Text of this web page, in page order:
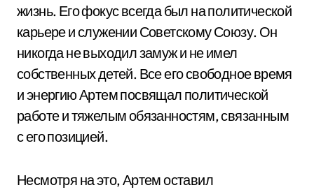
жизнь. Его фокус всегда был на политической
карьере и служении Советскому Союзу. Он
никогда не выходил замуж и не имел
собственных детей. Все его свободное время
и энергию Артем посвящал политической
работе и тяжелым обязанностям, связанным
с его позицией.
Несмотря на это, Артем оставил